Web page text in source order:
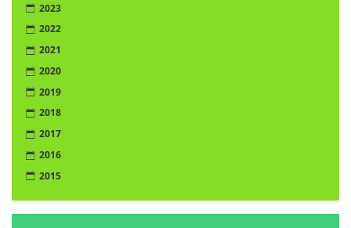
2023
2022
2021
2020
2019
2018
2017
2016
2015